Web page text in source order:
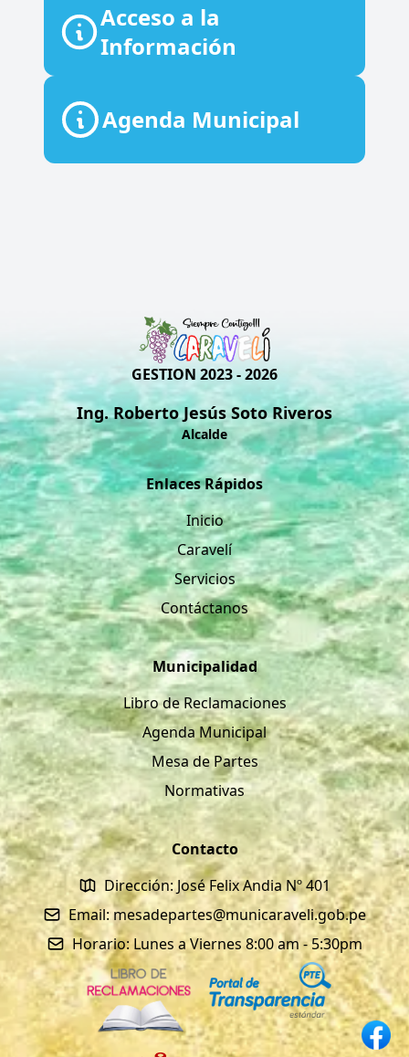
Acceso a la
Información
Agenda Municipal
GESTION 2023 - 2026
Ing. Roberto Jesús Soto Riveros
Alcalde
Enlaces Rápidos
Inicio
Caravelí
Servicios
Contáctanos
Municipalidad
Libro de Reclamaciones
Agenda Municipal
Mesa de Partes
Normativas
Contacto
Dirección: José Felix Andia Nº 401
Email: mesadepartes@municaraveli.gob.pe
Horario: Lunes a Viernes 8:00 am - 5:30pm